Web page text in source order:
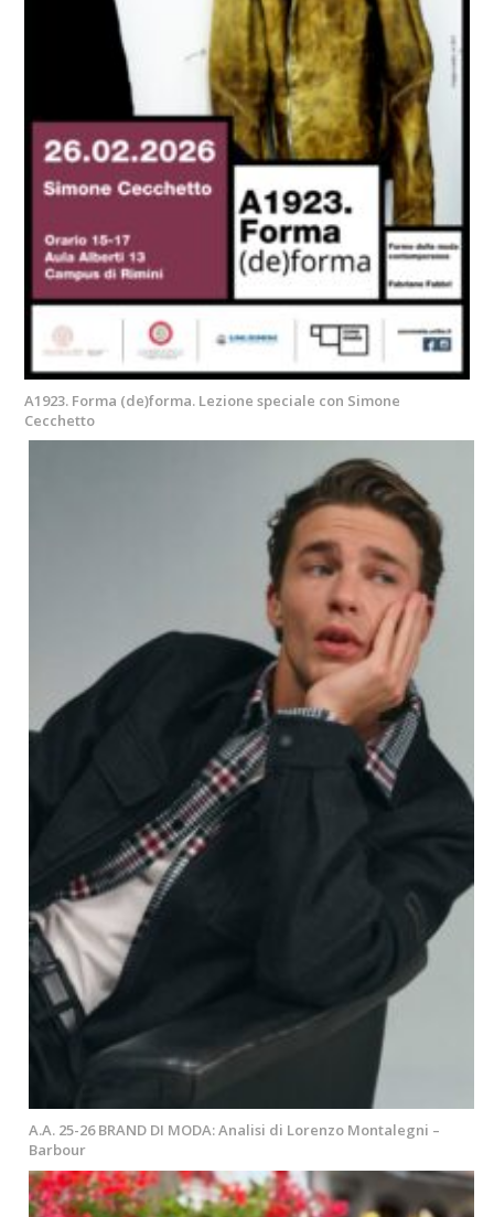
A1923. Forma (de)forma. Lezione speciale con Simone
Cecchetto
A.A. 25-26 BRAND DI MODA: Analisi di Lorenzo Montalegni –
Barbour